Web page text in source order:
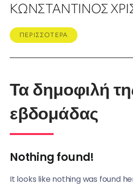
ΚΩΝΣΤΑΝΤΙΝΟΣ
ΠΕΡΙΣΣΟΤΕΡΑ
Τα δημοφιλή
εβδομάδας
Nothing found!
It looks like nothing was found